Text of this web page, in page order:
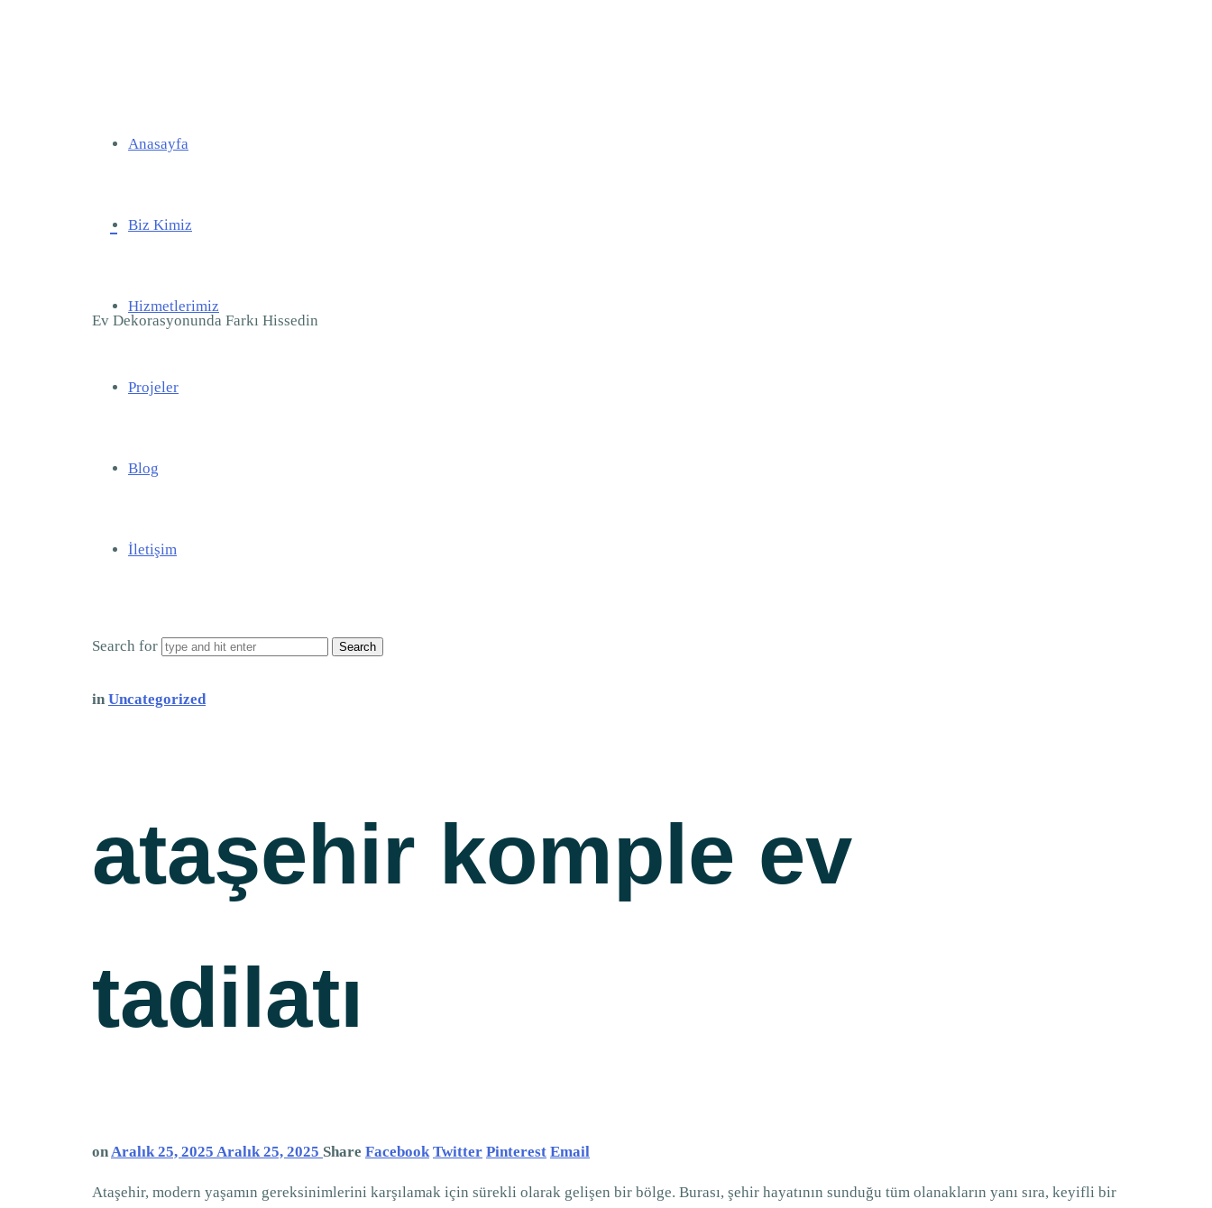
Ev Dekorasyonunda Farkı Hissedin
Anasayfa
Biz Kimiz
Hizmetlerimiz
Projeler
Blog
İletişim
Search for
in Uncategorized
ataşehir komple ev
tadilatı
onAralık 25, 2025 Aralık 25, 2025 Share Facebook Twitter Pinterest Email
Ataşehir, modern yaşamın gereksinimlerini karşılamak için sürekli olarak gelişen bir bölge. Burası, şehir hayatının sunduğu tüm olanakların yanı sıra, keyifli bir